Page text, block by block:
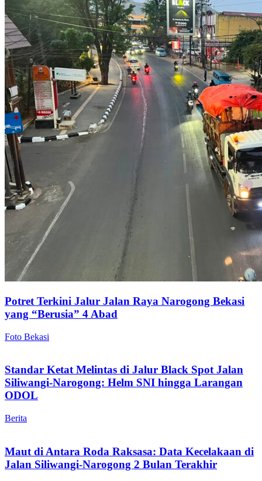
Potret Terkini Jalur Jalan Raya Narogong Bekasi
yang “Berusia” 4 Abad
Foto Bekasi
Standar Ketat Melintas di Jalur Black Spot Jalan
Siliwangi-Narogong: Helm SNI hingga Larangan
ODOL
Berita
Maut di Antara Roda Raksasa: Data Kecelakaan di
Jalan Siliwangi-Narogong 2 Bulan Terakhir